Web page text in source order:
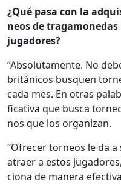
¿Qué pasa con la
neos de
jugadores?
“Abso­lu­ta­mente. No
británi­cos busquen
cada mes. En otras
fica­ti­va que bus­ca
nos que los orga­ni­zan.
“Ofre­cer tor­neos le da
atraer a estos
ciona de man­era